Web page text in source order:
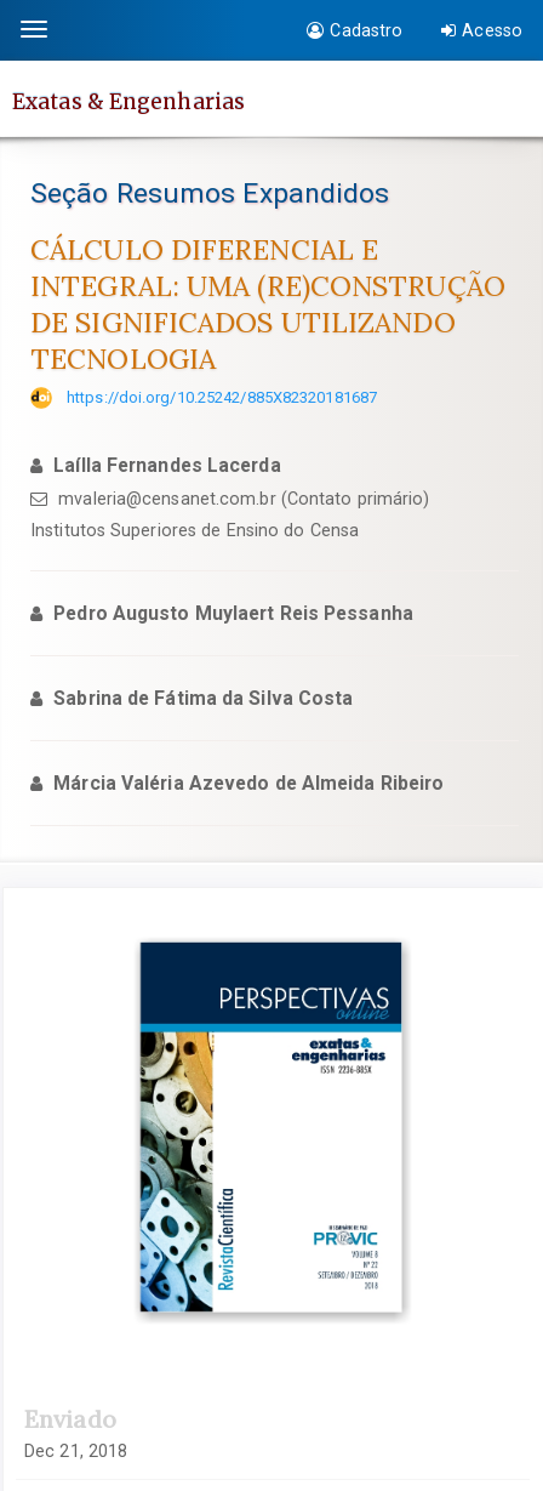
conteúdo
página
Navegação
Principal
Conteúdo
principal
Barra
Lateral
Toggle
navigation
Cadastro Acesso
Exatas & Engenharias
Seção Resumos Expandidos
CÁLCULO DIFERENCIAL E
INTEGRAL: UMA (RE)CONSTRUÇÃO
DE SIGNIFICADOS UTILIZANDO
TECNOLOGIA
https://doi.org/10.25242/885X82320181687
Laílla Fernandes Lacerda
mvaleria@censanet.com.br (Contato primário)
Institutos Superiores de Ensino do Censa
Pedro Augusto Muylaert Reis Pessanha
Sabrina de Fátima da Silva Costa
Márcia Valéria Azevedo de Almeida Ribeiro
Enviado
Dec 21, 2018